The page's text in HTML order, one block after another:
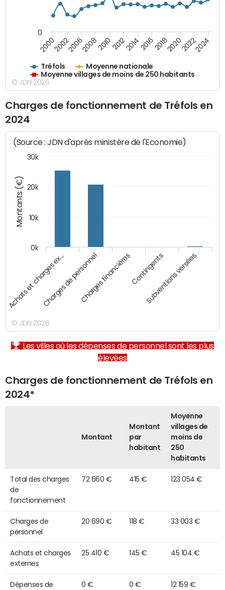
Tréfols
Moyenne nationale
Moyenne villages de moins de 250 habitants
200020022006200820102012201420162018202020222024
0
© JDN 2026
Charges de fonctionnement de Tréfols en
2024
Montants (€)
(Source : JDN d'après ministère de l'Economie)
Achats et charges ex…Charges de personnelCharges financièresContingents
Subventions versées
0k
10k
20k
30k
© JDN 2026
Les villes où les dépenses de personnel sont les plus
élevées
Charges de fonctionnement de Tréfols en
2024*
Montant
Montant
par
habitant
Moyenne
villages de
moins de
250
habitants
Total des charges
de
fonctionnement
72 660 € 415 € 123 054 €
Charges de
personnel
20 690 € 118 € 33 003 €
Achats et charges
externes
25 410 € 145 € 45 104 €
Dépenses de 0 € 0 € 12 159 €